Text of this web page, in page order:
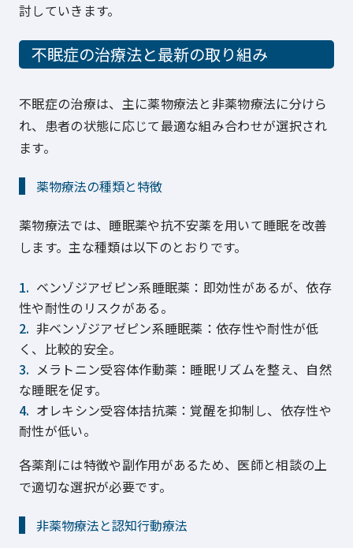
討していきます。
不眠症の治療法と最新の取り組み
不眠症の治療は、主に薬物療法と非薬物療法に分けら
れ、患者の状態に応じて最適な組み合わせが選択され
ます。
薬物療法の種類と特徴
薬物療法では、睡眠薬や抗不安薬を用いて睡眠を改善
します。主な種類は以下のとおりです。
ベンゾジアゼピン系睡眠薬：即効性があるが、依存
性や耐性のリスクがある。
非ベンゾジアゼピン系睡眠薬：依存性や耐性が低
く、比較的安全。
メラトニン受容体作動薬：睡眠リズムを整え、自然
な睡眠を促す。
オレキシン受容体拮抗薬：覚醒を抑制し、依存性や
耐性が低い。
各薬剤には特徴や副作用があるため、医師と相談の上
で適切な選択が必要です。
非薬物療法と認知行動療法